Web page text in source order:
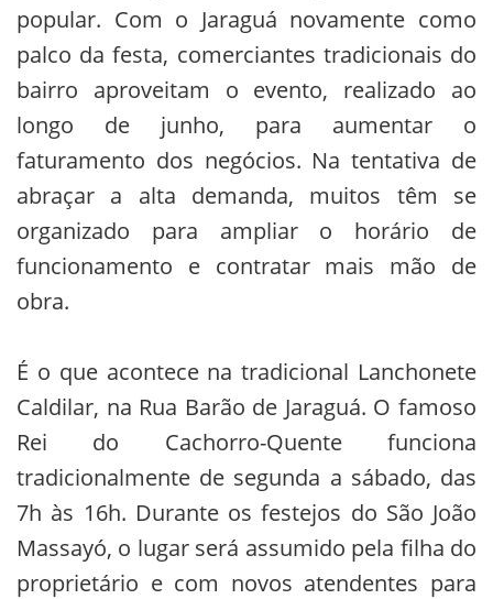
popular. Com o Jaraguá novamente como
palco da festa, comerciantes tradicionais do
bairro aproveitam o evento, realizado ao
longo de junho, para aumentar o
faturamento dos negócios. Na tentativa de
abraçar a alta demanda, muitos têm se
organizado para ampliar o horário de
funcionamento e contratar mais mão de
obra.
É o que acontece na tradicional Lanchonete
Caldilar, na Rua Barão de Jaraguá. O famoso
Rei do Cachorro-Quente funciona
tradicionalmente de segunda a sábado, das
7h às 16h. Durante os festejos do São João
Massayó, o lugar será assumido pela filha do
proprietário e com novos atendentes para